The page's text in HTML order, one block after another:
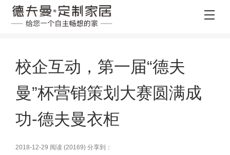
校企互动，第一届“德夫
曼”杯营销策划大赛圆满成
功-德夫曼衣柜
2018-12-29 阅读 (20169) 分享到：